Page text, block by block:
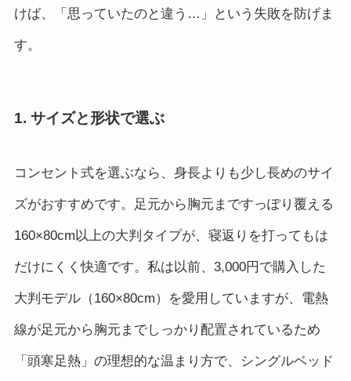
けば、「思っていたのと違う…」という失敗を防げま
す。
1. サイズと形状で選ぶ
コンセント式を選ぶなら、身長よりも少し長めのサイ
ズがおすすめです。足元から胸元まですっぽり覆える
160×80cm以上の大判タイプが、寝返りを打ってもは
だけにくく快適です。私は以前、3,000円で購入した
大判モデル（160×80cm）を愛用していますが、電熱
線が足元から胸元までしっかり配置されているため
「頭寒足熱」の理想的な温まり方で、シングルベッド